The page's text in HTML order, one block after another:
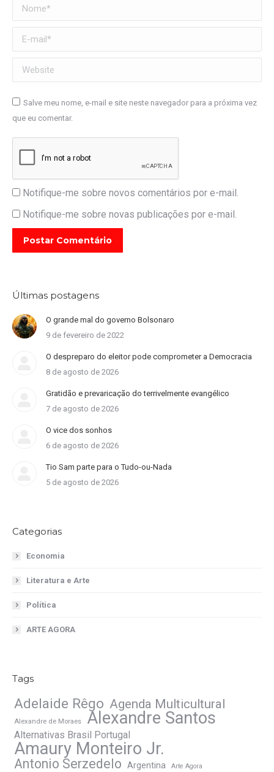
Nome *
E-mail *
Website
Salve meu nome, e-mail e site neste navegador para a próxima vez
que eu comentar.
Notifique-me sobre novos comentários por e-mail.
Notifique-me sobre novas publicações por e-mail.
Postar Comentário
Últimas postagens
O grande mal do governo Bolsonaro
9 de fevereiro de 2022
O despreparo do eleitor pode comprometer a Democracia
8 de agosto de 2026
Gratidão e prevaricação do terrivelmente evangélico
7 de agosto de 2026
O vice dos sonhos
6 de agosto de 2026
Tio Sam parte para o Tudo-ou-Nada
5 de agosto de 2026
Categorias
Economia
Literatura e Arte
Política
ARTE AGORA
Tags
Adelaide Rêgo Agenda Multicultural
Alexandre de Moraes Alexandre Santos
Alternativas Brasil Portugal
Amaury Monteiro Jr.
Antonio Serzedelo Argentina Arte Agora